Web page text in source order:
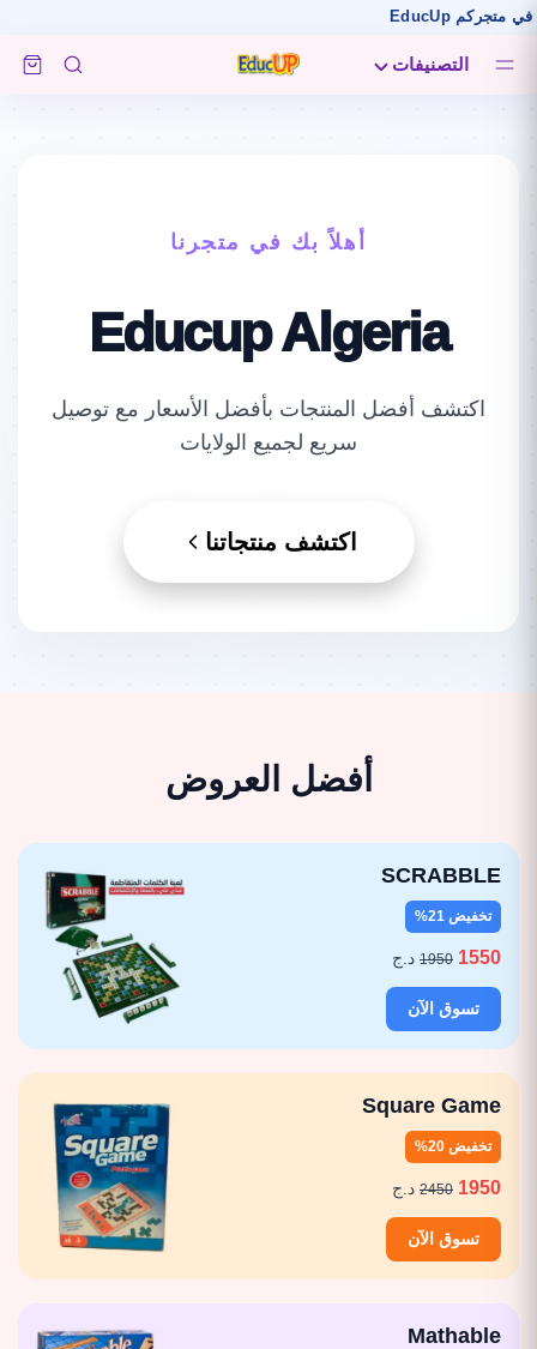
التصنيفات
أهلاً بك في متجرنا
Educup Algeria
اكتشف أفضل المنتجات بأفضل الأسعار مع توصيل
سريع لجميع الولايات
اكتشف منتجاتنا
أفضل العروض
SCRABBLE
تخفيض 21%
1550
1950 د.ج
تسوق الآن
Square Game
تخفيض 20%
1950
2450 د.ج
تسوق الآن
Mathable